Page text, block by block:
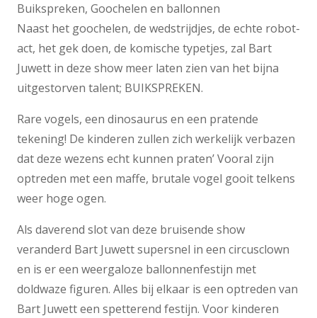
Buikspreken, Goochelen en ballonnen
Naast het goochelen, de wedstrijdjes, de echte robot-
act, het gek doen, de komische typetjes, zal Bart
Juwett in deze show meer laten zien van het bijna
uitgestorven talent; BUIKSPREKEN.
Rare vogels, een dinosaurus en een pratende
tekening! De kinderen zullen zich werkelijk verbazen
dat deze wezens echt kunnen praten’ Vooral zijn
optreden met een maffe, brutale vogel gooit telkens
weer hoge ogen.
Als daverend slot van deze bruisende show
veranderd Bart Juwett supersnel in een circusclown
en is er een weergaloze ballonnenfestijn met
doldwaze figuren. Alles bij elkaar is een optreden van
Bart Juwett een spetterend festijn. Voor kinderen